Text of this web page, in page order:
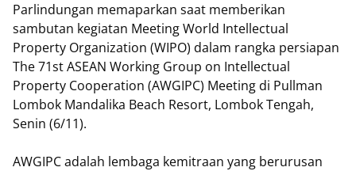
Parlindungan memaparkan saat memberikan
sambutan kegiatan Meeting World Intellectual
Property Organization (WIPO) dalam rangka persiapan
The 71st ASEAN Working Group on Intellectual
Property Cooperation (AWGIPC) Meeting di Pullman
Lombok Mandalika Beach Resort, Lombok Tengah,
Senin (6/11).
AWGIPC adalah lembaga kemitraan yang berurusan